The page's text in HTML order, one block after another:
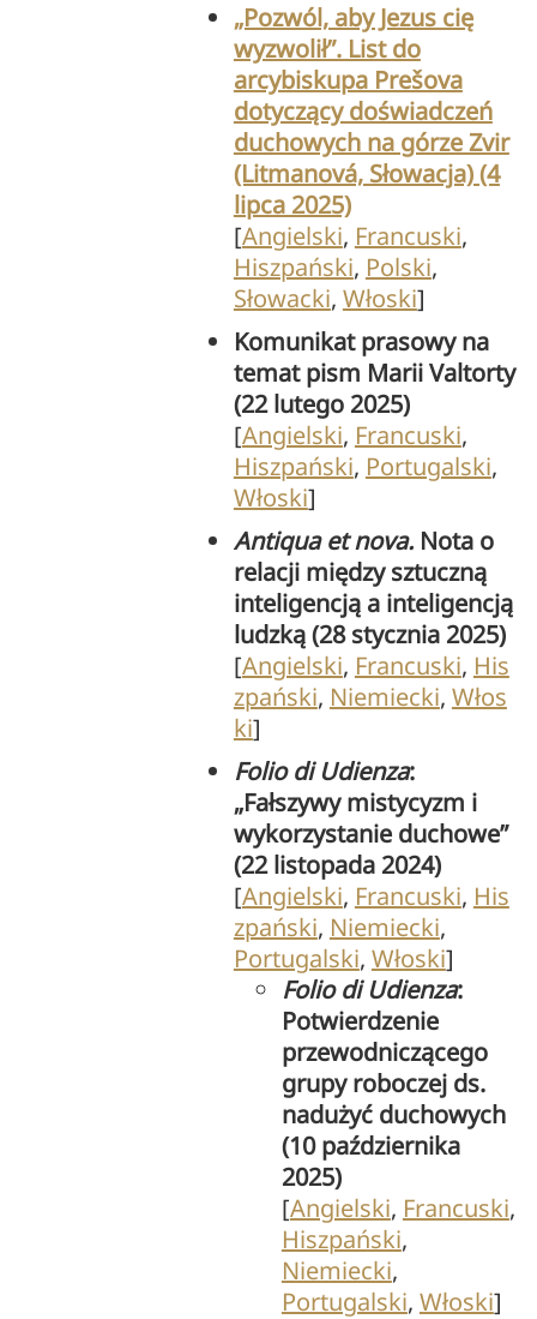
„Pozwól, aby Jezus cię
wyzwolił”. List do
arcybiskupa Prešova
dotyczący doświadczeń
duchowych na górze Zvir
(Litmanová, Słowacja) (4
lipca 2025)
[Angielski, Francuski,
Hiszpański, Polski,
Słowacki, Włoski]
Komunikat prasowy na
temat pism Marii Valtorty
(22 lutego 2025)
[Angielski, Francuski,
Hiszpański, Portugalski,
Włoski]
Antiqua et nova.Nota o
relacji między sztuczną
inteligencją a inteligencją
ludzką (28 stycznia 2025)
[Angielski, Francuski, His
zpański, Niemiecki, Włos
ki]
Folio di Udienza:
„Fałszywy mistycyzm i
wykorzystanie duchowe”
(22 listopada 2024)
[Angielski, Francuski, His
zpański, Niemiecki,
Portugalski, Włoski]
Folio di Udienza:
Potwierdzenie
przewodniczącego
grupy roboczej ds.
nadużyć duchowych
(10 października
2025)
[Angielski, Francuski,
Hiszpański,
Niemiecki,
Portugalski, Włoski]